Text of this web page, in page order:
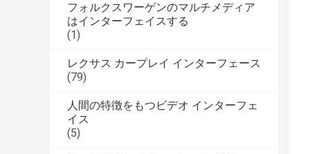
フォルクスワーゲンのマルチメディア
はインターフェイスする
(1)
レクサス カープレイ インターフェース
(79)
人間の特徴をもつビデオ インターフェ
イス
(5)